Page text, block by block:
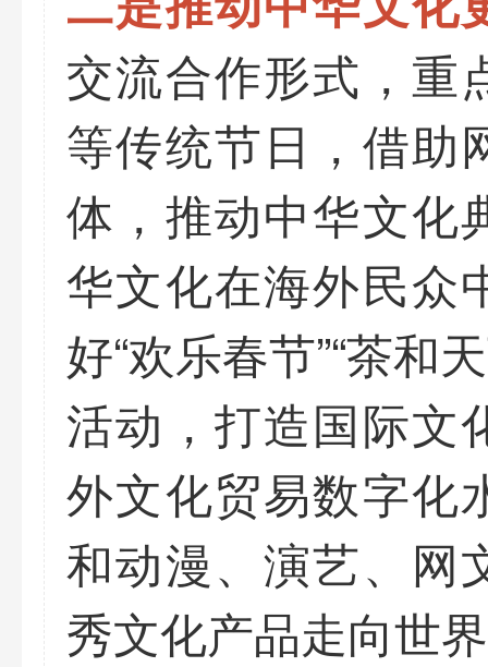
交流合作形式，重
等传统节日，借助
体，推动中华文化
华文化在海外民众
好“欢乐春节”“茶和
活动，打造国际文
外文化贸易数字化
和动漫、演艺、网
秀文化产品走向世